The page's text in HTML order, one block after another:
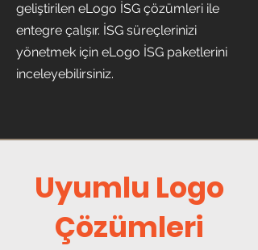
geliştirilen eLogo İSG çözümleri ile
entegre çalışır. İSG süreçlerinizi
yönetmek için eLogo İSG paketlerini
inceleyebilirsiniz.
Uyumlu Logo
Çözümleri